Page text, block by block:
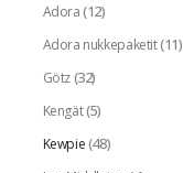
Adora(12)
Adora nukkepaketit(11)
Götz(32)
Kengät(5)
Kewpie(48)